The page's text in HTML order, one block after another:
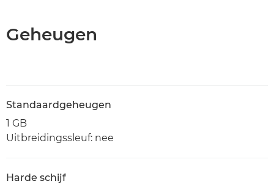
Geheugen
Standaardgeheugen
1 GB
Uitbreidingssleuf: nee
Harde schijf